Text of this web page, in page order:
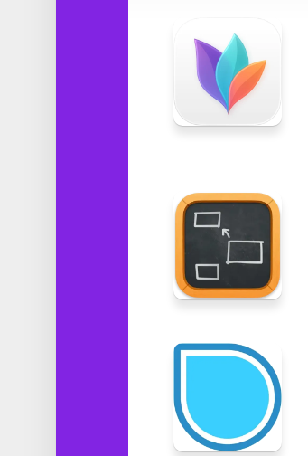
具
系
统
具
设
媒
软
娱